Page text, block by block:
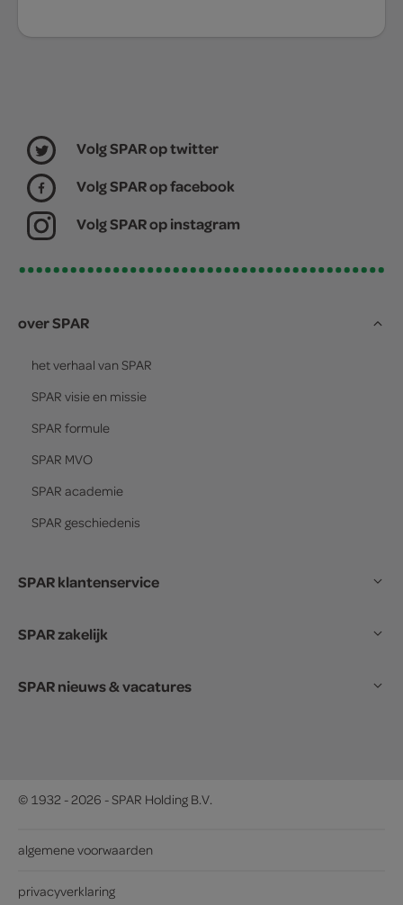
Volg SPAR op twitter
Volg SPAR op facebook
Volg SPAR op instagram
over SPAR
het verhaal van SPAR
SPAR visie en missie
SPAR formule
SPAR MVO
SPAR academie
SPAR geschiedenis
SPAR klantenservice
SPAR zakelijk
SPAR nieuws & vacatures
© 1932 - 2026 - SPAR Holding B.V.
algemene voorwaarden
privacyverklaring